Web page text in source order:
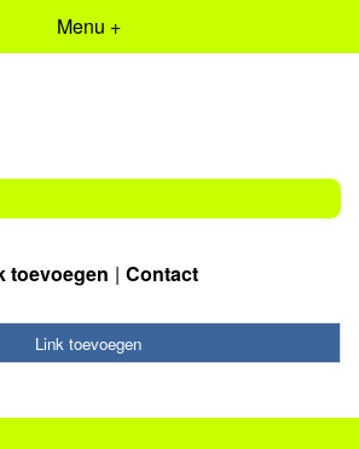
Menu +
toevoegen Contact
Link toevoegen